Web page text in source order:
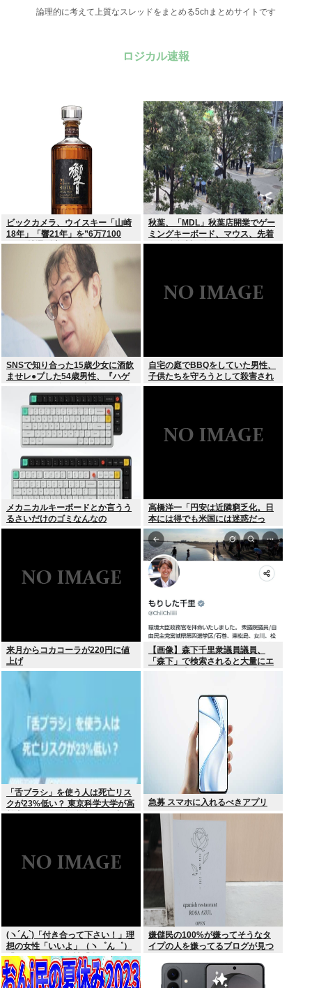
論理的に考えて上質なスレッドをまとめる5chまとめサイトです
ロジカル速報
ビックカメラ、ウイスキー「山崎
18年」「響21年」を”6万7100
円”で抽選販売
秋葉、「MDL」秋葉店開業でゲー
ミングキーボード、マウス、先着
1000名無料配布で行列。まだいけ
SNSで知り合った15歳少女に酒飲
ませレ●プした54歳男性、『ハゲ
かどうか』で意見が真っ二つに分
かれる
自宅の庭でBBQをしていた男性、
子供たちを守ろうとして殺害され
てしまう
メカニカルキーボードとか言うう
るさいだけのゴミなんなの
高橋洋一「円安は近隣窮乏化。日
本には得でも米国には迷惑だっ
た」
来月からコカコーラが220円に値
上げ
【画像】森下千里衆議員議員、
「森下」で検索されると大量にエ
「舌ブラシ」を使う人は死亡リス
クが23%低い？ 東京科学大学が高
齢者9676人を6年追跡した研究を
急募 スマホに入れるべきアプリ
(ヽ´ん`)「付き合って下さい！」理
想の女性「いいよ」（ヽ゜ん゜）
「ほんと！？」女性「私のうんち
食べたらね」
嫌儲民の100%が嫌ってそうなタ
イプの人を嫌ってるブログが見つ